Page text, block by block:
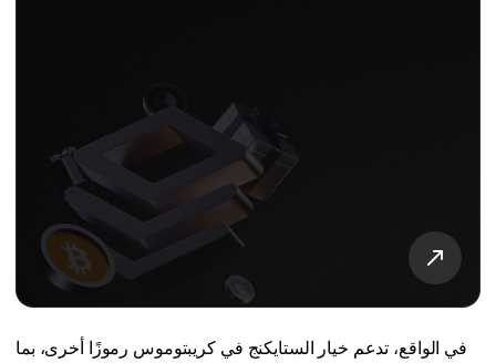
في الواقع، تدعم خيار الستايكنج في كريبتوموس رموزًا أخرى، بما